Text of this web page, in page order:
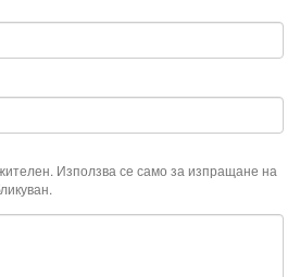
Използва се само за изпращане на